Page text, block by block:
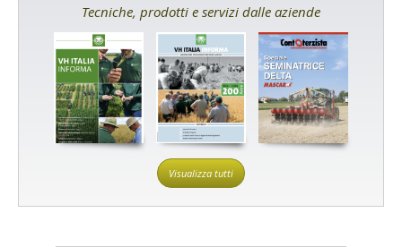
Tecniche, prodotti e servizi dalle aziende
Visualizza tutti